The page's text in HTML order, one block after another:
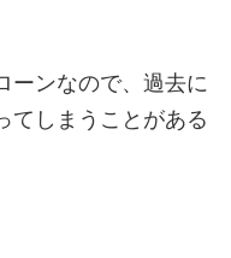
ーンなので、過去に
てしまうことがある